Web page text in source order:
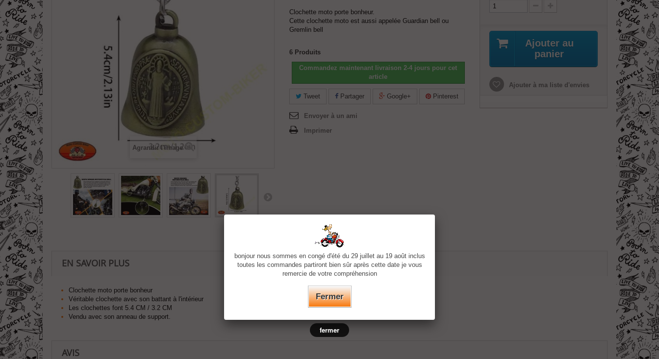
Agrandir l'image
Clochette moto porte bonheur.
Cette clochette moto est aussi appelée Guardian bell ou
Gremlin bell
6 Produits
Commandez maintenant livraison 2-4 jours pour cet
article
Tweet Partager Google+ Pinterest
Envoyer à un ami
Imprimer
Ajouter au
panier
Ajouter à ma liste d'envies
EN SAVOIR PLUS
Clochette moto porte bonheur
Véritable clochette avec son battant à l'intérieur
Les clochettes font 5.4 CM / 3.2 CM
Vendu avec son anneau de support.
AVIS
bonjour nous sommes en congé d'été du 29 juillet au 19 août inclus
toutes les commandes partiront bien sûr après cette date je vous
remercie de votre compréhension
Fermer
fermer